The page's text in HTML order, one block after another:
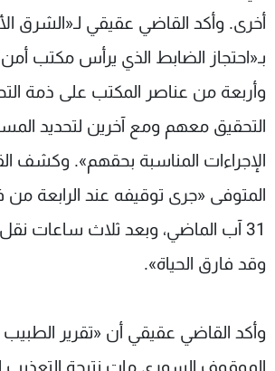
أخرى. وأكد القاضي عقيقي لـ«الشرق
بـ«احتجاز الضابط الذي يرأس مكتب
وأربعة من عناصر المكتب على ذمة
التحقيق معهم ومع آخرين لتحديد
الإجراءات المناسبة بحقهم». وكشف
المتوفى «جرى توقيفه عند الرابعة من
31 آب الماضي، وبعد ثلاث ساعات
وقد فارق الحياة».
وأكد القاضي عقيقي أن «تقرير